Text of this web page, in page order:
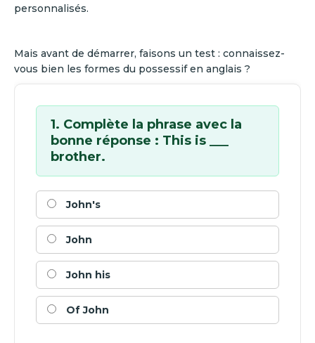
personnalisés.
Mais avant de démarrer, faisons un test : connaissez-
vous bien les formes du possessif en anglais ?
1. Complète la phrase avec la
bonne réponse : This is ___
brother.
John's
John
John his
Of John